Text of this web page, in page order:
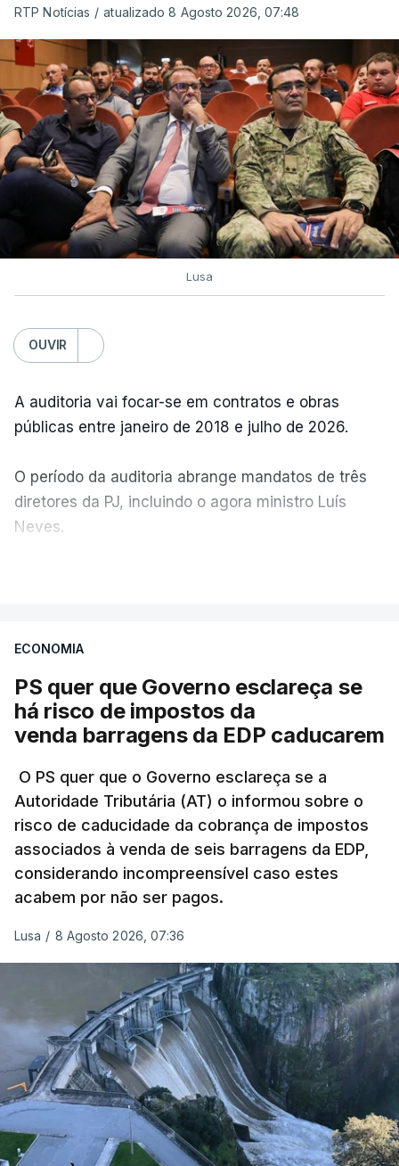
RTP Notícias / atualizado 8 Agosto 2026, 07:48
Lusa
OUVIR
A auditoria vai focar-se em contratos e obras
públicas entre janeiro de 2018 e julho de 2026.
O período da auditoria abrange mandatos de três
diretores da PJ, incluindo o agora ministro Luís
Neves.
Não há prazos fixados para a conclusão desta
avaliação à Polícia Judiciária.
Do início da polémica com a revelação de obras a
título pessoal, numa propriedade no Alentejo, feitas
pelo mesmo empreiteiro contratado 17 vezes para
obras na Polícia Judiciária (PJ) até aos últimos dias,
em que até do Governo surgiram ordens para mais
inquéritos e averiguações aos seus mandatos à
frente da polícia criminal, Luís Neves está há
praticamente um mês sem sair do topo das
ARTIGOS RELACIONADOS
Nova polémica com Luís
Neves. Ministro nega
favorecimento a construtora
DST
7 Agosto 2026, 20:28
ECONOMIA
PS quer que Governo esclareça se
há risco de impostos da
venda barragens da EDP caducarem
O PS quer que o Governo esclareça se a
Autoridade Tributária (AT) o informou sobre o
risco de caducidade da cobrança de impostos
associados à venda de seis barragens da EDP,
considerando incompreensível caso estes
acabem por não ser pagos.
Lusa / 8 Agosto 2026, 07:36